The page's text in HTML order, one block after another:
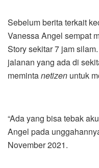
Sebelum berita terkait
Vanessa Angel sempat
Story sekitar 7 jam
jalanan yang ada di
memintanetizen untuk
“Ada yang bisa tebak
Angel pada
November 2021.